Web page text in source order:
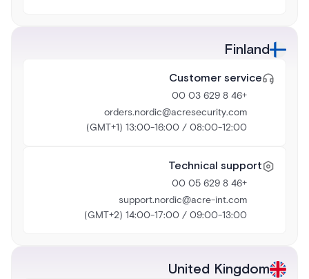
Finland
Customer service
+46 8 629 03 00
orders.nordic@acresecurity.com
08:00-12:00 / 13:00-16:00 (GMT+1)
Technical support
+46 8 629 05 00
support.nordic@acre-int.com
09:00-13:00 / 14:00-17:00 (GMT+2)
United Kingdom